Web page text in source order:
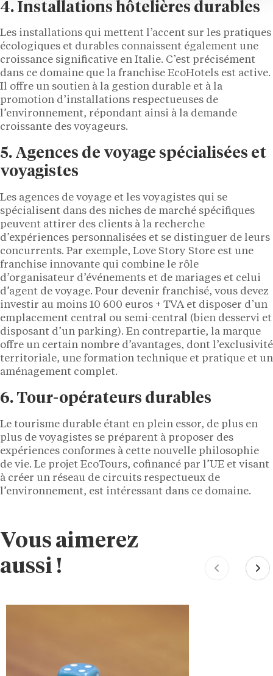
4. Installations hôtelières durables
Les installations qui mettent l’accent sur les pratiques
écologiques et durables connaissent également une
croissance significative en Italie. C’est précisément
dans ce domaine que la franchise EcoHotels est active.
Il offre un soutien à la gestion durable et à la
promotion d’installations respectueuses de
l’environnement, répondant ainsi à la demande
croissante des voyageurs.
5. Agences de voyage spécialisées et
voyagistes
Les agences de voyage et les voyagistes qui se
spécialisent dans des niches de marché spécifiques
peuvent attirer des clients à la recherche
d’expériences personnalisées et se distinguer de leurs
concurrents. Par exemple, Love Story Store est une
franchise innovante qui combine le rôle
d’organisateur d’événements et de mariages et celui
d’agent de voyage. Pour devenir franchisé, vous devez
investir au moins 10 600 euros + TVA et disposer d’un
emplacement central ou semi-central (bien desservi et
disposant d’un parking). En contrepartie, la marque
offre un certain nombre d’avantages, dont l’exclusivité
territoriale, une formation technique et pratique et un
aménagement complet.
6. Tour-opérateurs durables
Le tourisme durable étant en plein essor, de plus en
plus de voyagistes se préparent à proposer des
expériences conformes à cette nouvelle philosophie
de vie. Le projet EcoTours, cofinancé par l’UE et visant
à créer un réseau de circuits respectueux de
l’environnement, est intéressant dans ce domaine.
Vous aimerez
aussi !